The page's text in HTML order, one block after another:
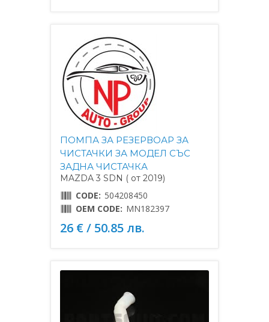
ПОМПА ЗА РЕЗЕРВОАР ЗА
ЧИСТАЧКИ ЗА МОДЕЛ СЪС
ЗАДНА ЧИСТАЧКА
MAZDA 3 SDN ( от 2019)
CODE: 504208450
OEM CODE: MN182397
26 € / 50.85 лв.